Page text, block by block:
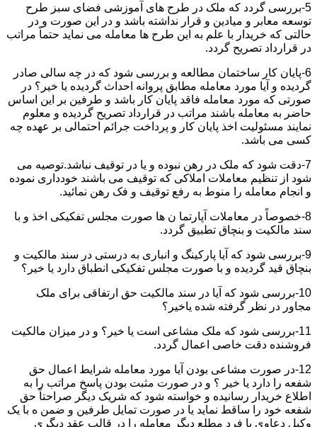
5-بررسی گردد که ملک در طرح های آموزشی فضای سبز طرح
توسعه معابر و میادین و قرار نداشته باشد و در این صورت و در
حالتی که خریدار با علم به این طرح ها معامله می نماید حتماً مراتب
در قرارداد تصریح گردد.
6-پایان کار ساختمان مطالعه و بررسی شود که در چه سالی صادر
گردیده و آیا مورد معامله مطابق پروانه احداث گردیده یا خیر؟ در
صورتی که مورد معامله فاقد پایان کار باشد و طرفین بر این اساس
حاضر به معامله باشند مراتب در قرارداد تصریح گردیده و معلوم
نمایند مسئولیت اخذ پایان کار و پرداخت جرائم احتمالی بر عهده چه
کسی می باشد.
7-دقت شود که ملک در رهن نبوده و یا در توقیف نباشد.توصیه می
شود از تنظیم معاملات املاکی که توقیف می باشند خودداری نموده
و انجام معامله را منوط به رفع توقیف و فک رهن نمائید.
8-خصوصاً در معاملات آپارتما ن ها صورت مجلس تفکیکی اخذ و با
سند مالکیت و بنچاق تطبیق گردد.
9-بررسی شود که آیا پارکینگ و انباری به درستی در سند مالکیت و
بنچاق قید گردیده و با صورت مجلس تفکیکی انطباق دارد یا خیر؟
10-بررسی شود که آیا در سند مالکیت حق ارتفاقی برای ملک
مجاور در نظر گرفته شده یاخیر؟
11-بررسی شود که ملک مشاعی است یا خیر؟ و در میزان مالکیت
فروشنده دقت خاصی اعمال گردد.
12-در صورت مشاعی بودن آیا مورد معامله شرایط اعمال حق
شفعه را دارد یا خیر ؟ و در صورت مثبت بودن پاسخ مراتب را به
اطلاع خریدار رسانیده و خواسته شود که شریک دیگر صراحتاً حق
شفعه خود را ساقط نماید یا در صورت تمایل طرفین و ضمن ه با یک
وکیل دعاوی یا فرد مطلع دیگر معامله را در قالب عقد دیگری